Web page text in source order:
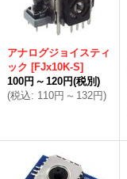
アナログジョイスティ
ック [FJx10K-S]
100円 ～ 120円(税別)
(税込: 110円 ～ 132円)